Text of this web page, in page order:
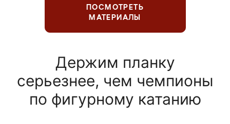
ПОСМОТРЕТЬ
МАТЕРИАЛЫ
Держим планку
серьезнее, чем чемпионы
по фигурному катанию